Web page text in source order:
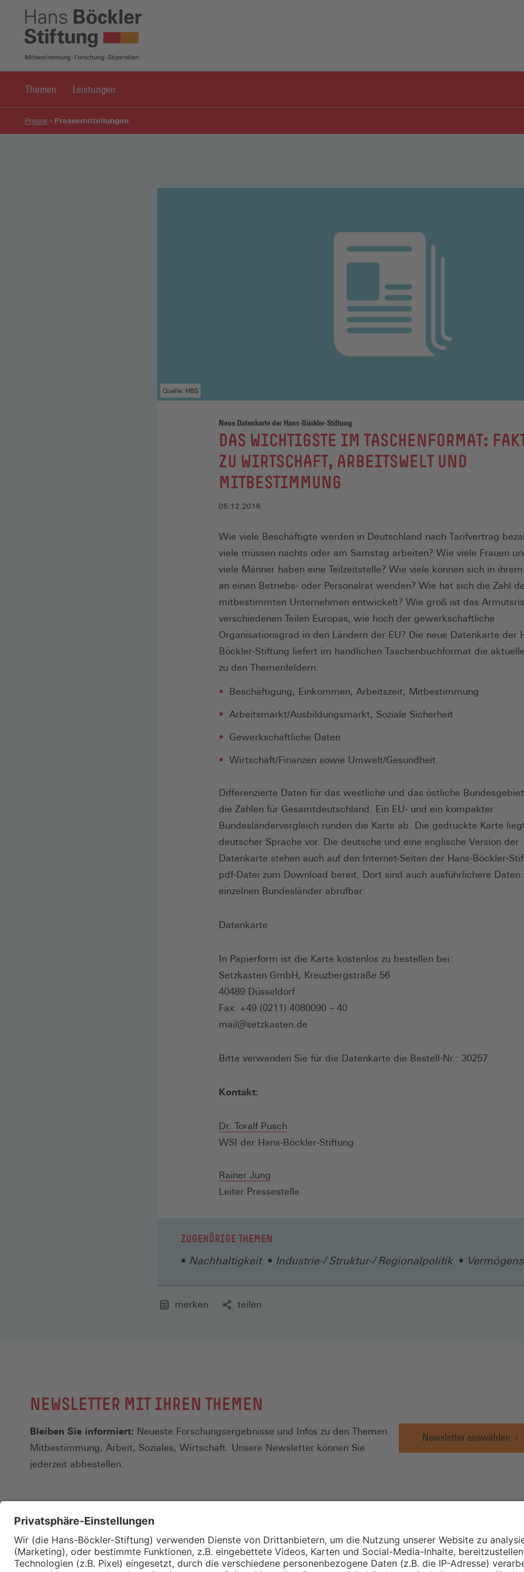
Themen Leistungen
Presse Pressemitteilungen
Quelle: HBS
Neue Datenkarte der Hans-Böckler-Stiftung
:
DAS WICHTIGSTE IM TASCHENFORMAT:
ZU WIRTSCHAFT, ARBEITSWELT UND
MITBESTIMMUNG
05.12.2016
Wie viele Beschäftigte werden in Deutschland nach Tarifvertrag
viele müssen nachts oder am Samstag arbeiten? Wie viele Frauen
viele Männer haben eine Teilzeitstelle? Wie viele können sich in
an einen Betriebs- oder Personalrat wenden? Wie hat sich die Zahl
mitbestimmten Unternehmen entwickelt? Wie groß ist das
verschiedenen Teilen Europas, wie hoch der gewerkschaftliche
Organisationsgrad in den Ländern der EU? Die neue Datenkarte der
Böckler-Stiftung liefert im handlichen Taschenbuchformat die
zu den Themenfeldern:
Beschäftigung, Einkommen, Arbeitszeit, Mitbestimmung
Arbeitsmarkt/Ausbildungsmarkt, Soziale Sicherheit
Gewerkschaftliche Daten
Wirtschaft/Finanzen sowie Umwelt/Gesundheit.
Differenzierte Daten für das westliche und das östliche
die Zahlen für Gesamtdeutschland. Ein EU- und ein kompakter
Bundesländervergleich runden die Karte ab. Die gedruckte Karte
deutscher Sprache vor. Die deutsche und eine englische Version der
Datenkarte stehen auch auf den Internet-Seiten der Hans-Böckler-
pdf-Datei zum Download bereit. Dort sind auch ausführlichere Daten
einzelnen Bundesländer abrufbar:
Datenkarte
In Papierform ist die Karte kostenlos zu bestellen bei:
Setzkasten GmbH, Kreuzbergstraße 56
40489 Düsseldorf
Fax: +49 (0211) 4080090 – 40
mail@setzkasten.de
Bitte verwenden Sie für die Datenkarte die Bestell-Nr.: 30257
Kontakt:
Dr. Toralf Pusch
WSI der Hans-Böckler-Stiftung
Rainer Jung
Leiter Pressestelle
ZUGEHÖRIGE THEMEN
Nachhaltigkeit Industrie-/ Struktur-/ Regionalpolitik
merken teilen
NEWSLETTER MIT IHREN THEMEN
Bleiben Sie informiert: Neueste Forschungsergebnisse und Infos zu den Themen
Mitbestimmung, Arbeit, Soziales, Wirtschaft. Unsere Newsletter können Sie
jederzeit abbestellen.
Newsletter auswählen
Kontakt
Wirtschafts- und